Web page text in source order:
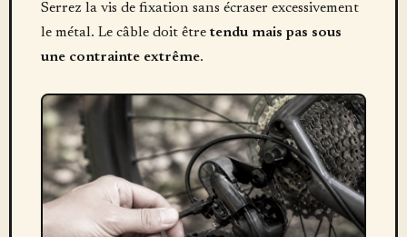
Serrez la vis de fixation sans écraser excessivement
le métal. Le câble doit être tendu mais pas sous
une contrainte extrême.